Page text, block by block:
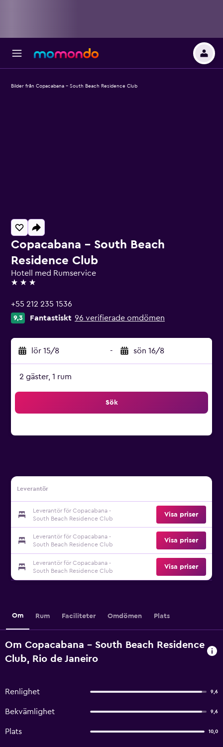
Copacabana - South Beach
Residence Club
Hotell med Rumservice
3 stjärnor
+55 212 235 1536
9,3 Fantastiskt 96 verifierade omdömen
lör 15/8 - sön 16/8
2 gäster, 1 rum
Sök
Leverantör
Leverantör för Copacabana -
South Beach Residence Club
Visa priser
Leverantör för Copacabana -
South Beach Residence Club
Visa priser
Leverantör för Copacabana -
South Beach Residence Club
Visa priser
Bilder från Copacabana - South Beach Residence Club
Om Rum Faciliteter Omdömen Plats
Om Copacabana - South Beach Residence
Club, Rio de Janeiro
Renlighet 9,6
Bekvämlighet 9,6
Plats 10,0